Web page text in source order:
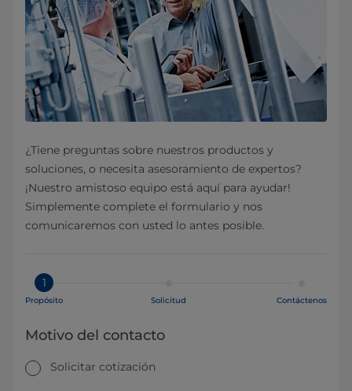
¿Tiene preguntas sobre nuestros productos y
soluciones, o necesita asesoramiento de expertos?
¡Nuestro amistoso equipo está aquí para ayudar!
Simplemente complete el formulario y nos
comunicaremos con usted lo antes posible.
1
Propósito Solicitud Contáctenos
Motivo del contacto
Solicitar cotización